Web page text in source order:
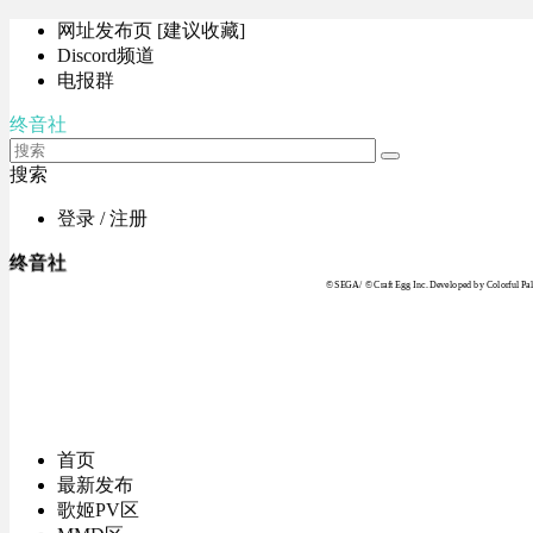
网址发布页 [建议收藏]
Discord频道
电报群
终音社
搜索
登录 / 注册
终音社
© SEGA / © Craft Egg Inc. Developed by Colorful
首页
最新发布
歌姬PV区